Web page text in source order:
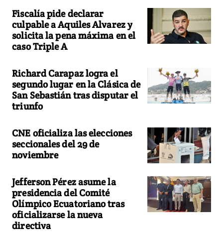
Fiscalía pide declarar
culpable a Aquiles Alvarez y
solicita la pena máxima en el
caso Triple A
Richard Carapaz logra el
segundo lugar en la Clásica de
San Sebastián tras disputar el
triunfo
CNE oficializa las elecciones
seccionales del 29 de
noviembre
Jefferson Pérez asume la
presidencia del Comité
Olímpico Ecuatoriano tras
oficializarse la nueva
directiva